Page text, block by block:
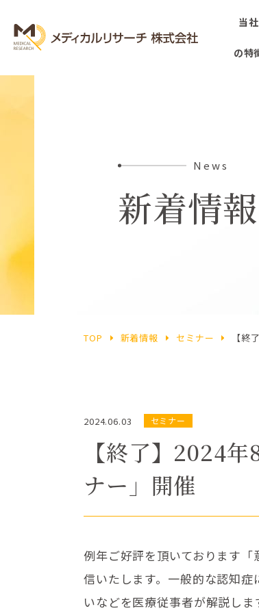
当社
の特
News
新着情報
TOP 新着情報 セミナー 【終
2024.06.03 セミナー
【終了】2024
ナー」開催
例年ご好評を頂いております
信いたします。一般的な認知
いなどを医療従事者が解説しま